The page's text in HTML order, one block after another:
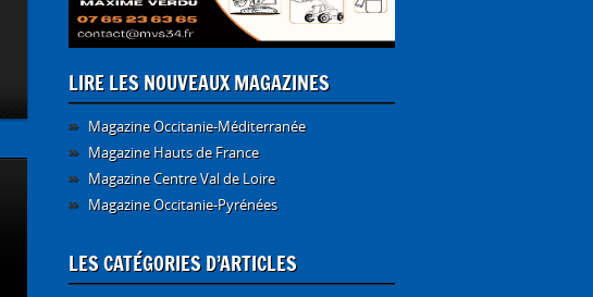
LIRE LES NOUVEAUX MAGAZINES
Magazine Occitanie-Méditerranée
Magazine Hauts de France
Magazine Centre Val de Loire
Magazine Occitanie-Pyrénées
LES CATÉGORIES D’ARTICLES